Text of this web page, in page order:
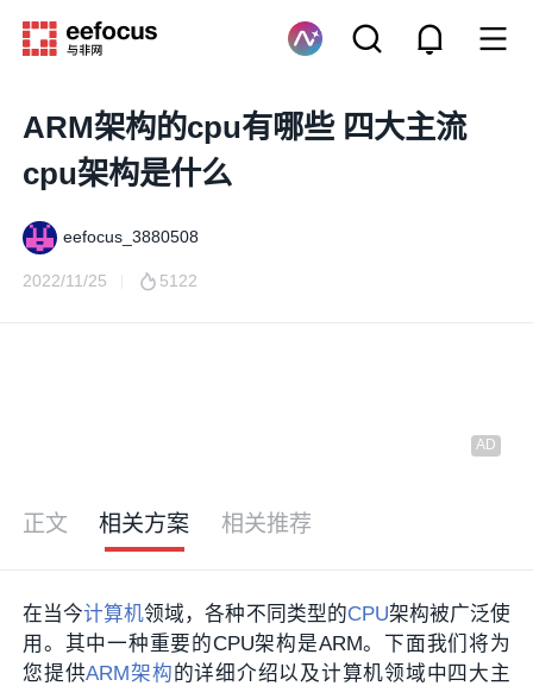
ARM架构的cpu有哪些 四大主流
cpu架构是什么
eefocus_3880508
2022/11/25 5122
正文 相关方案 相关推荐
在当今计算机领域，各种不同类型的CPU架构被广泛使
用。其中一种重要的CPU架构是ARM。下面我们将为
您提供ARM架构的详细介绍以及计算机领域中四大主